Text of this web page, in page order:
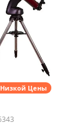
Низкой Цены